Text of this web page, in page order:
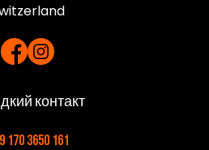
контакт
170 3650 161